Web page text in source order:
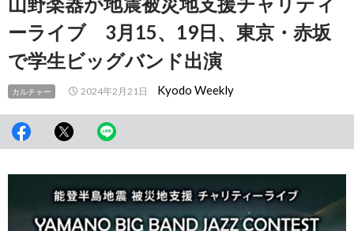
動
ーライブ 3月15、19日、東京・赤坂
で学生ビッグバンド出演
カルチャー 2024年2月21日 Kyodo Weekly